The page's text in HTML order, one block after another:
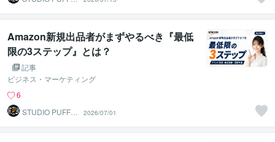
フ）
Amazon新規出品者がまずやるべき『最低
限の3ステップ』とは？
記事
ビジネス・マーケティング
6
STUDIO PUFF
フ）
2026/07/01